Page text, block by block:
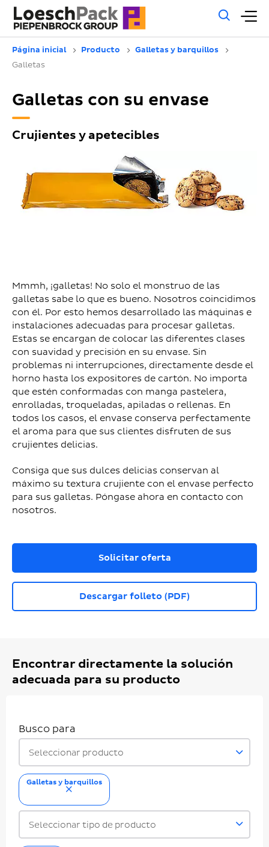
Página inicial Producto
Galletas y barquillos
Galletas
Galletas con su envase
Crujientes y apetecibles
Mmmh, ¡galletas! No solo el monstruo de las
galletas sabe lo que es bueno. Nosotros coincidimos
con él. Por esto hemos desarrollado las máquinas e
instalaciones adecuadas para procesar galletas.
Estas se encargan de colocar las diferentes clases
con suavidad y precisión en su envase. Sin
problemas ni interrupciones, directamente desde el
horno hasta los expositores de cartón. No importa
que estén conformadas con manga pastelera,
enrolladas, troqueladas, apiladas o rellenas. En
todos los casos, el envase conserva perfectamente
el aroma para que sus clientes disfruten de sus
crujientes delicias.
Consiga que sus dulces delicias conservan al
máximo su textura crujiente con el envase perfecto
para sus galletas. Póngase ahora en contacto con
nosotros.
Solicitar oferta
Descargar folleto (PDF)
Encontrar directamente la solución
adecuada para su producto
Busco para
Seleccionar producto
Galletas y barquillos
eliminar
Seleccionar tipo de producto